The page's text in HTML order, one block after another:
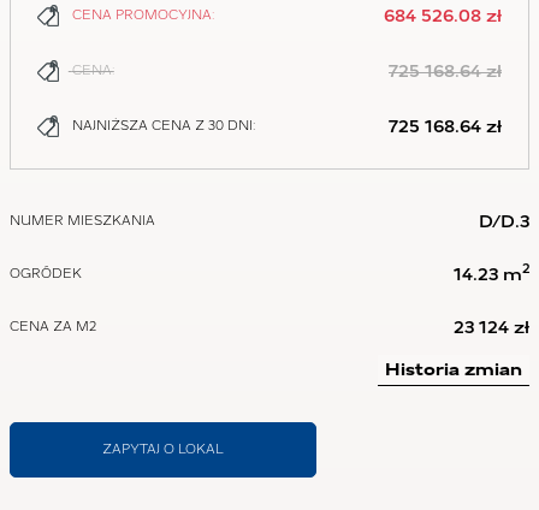
CENA PROMOCYJNA: 684 526.08 zł
CENA: 725 168.64 zł
NAJNIŻSZA CENA Z 30 DNI: 725 168.64 zł
NUMER MIESZKANIA D/D.3
OGRÓDEK 14.23 m2
CENA ZA M2 23 124 zł
Historia zmian
ZAPYTAJ O LOKAL